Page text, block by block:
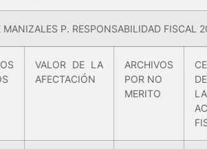
MANIZALES P. RESPONSABILIDAD FISCAL
VALOR DE LA
AFECTACIÓN
ARCHIVOS
POR NO
MERITO
DE
LA